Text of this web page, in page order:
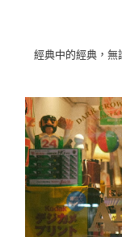
經典中的經典，無